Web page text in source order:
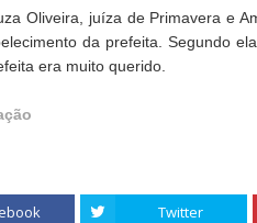
Oliveira, juíza de Primavera e
da prefeita. Segundo
era muito querido.
Twitter